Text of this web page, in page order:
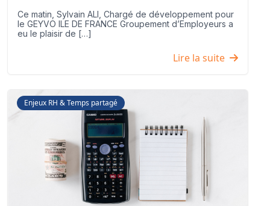
Ce matin, Sylvain ALI, Chargé de développement pour
le GEYVO ILE DE FRANCE Groupement d’Employeurs a
eu le plaisir de […]
Lire la suite
Enjeux RH & Temps partagé